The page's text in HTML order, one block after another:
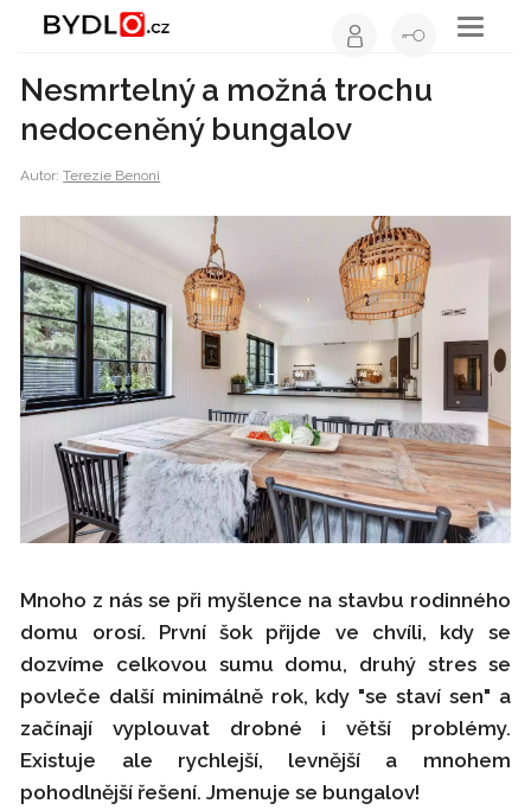
Toggle
Nesmrtelný a možná trochu
nedoceněný bungalov
Autor:Terezie Benoni
Mnoho z nás se při myšlence na stavbu rodinného
domu orosí. První šok přijde ve chvíli, kdy se
dozvíme celkovou sumu domu, druhý stres se
povleče další minimálně rok, kdy "se staví sen" a
začínají vyplouvat drobné i větší problémy.
Existuje ale rychlejší, levnější a mnohem
pohodlnější řešení. Jmenuje se bungalov!